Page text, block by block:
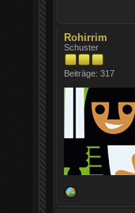
Rohirrim
Schuster
Beiträge: 317